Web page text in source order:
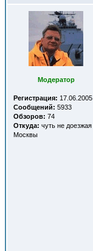
Модератор
Регистрация: 17.06.2005
Сообщений: 5933
Обзоров: 74
Откуда: чуть не доезжая
Москвы